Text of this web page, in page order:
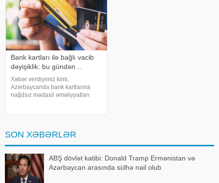
Bank kartları ilə bağlı vacib
dəyişiklik: bu gündən…
Xəbər verdiyimiz kimi,
Azərbaycanda bank kartlarına
nağdsız mədaxil əməliyyatları
üzərində
SON XƏBƏRLƏR
ABŞ dövlət katibi: Donald Tramp Ermənistan və
Azərbaycan arasında sülhə nail olub